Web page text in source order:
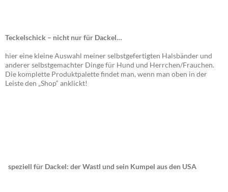
Teckelschick – nicht nur für Dackel…
hier eine kleine Auswahl meiner selbstgefertigten Halsbänder und
anderer selbstgemachter Dinge für Hund und Herrchen/Frauchen.
Die komplette Produktpalette findet man, wenn man oben in der
Leiste den „Shop“ anklickt!
speziell für Dackel: der Wastl und sein Kumpel aus den USA